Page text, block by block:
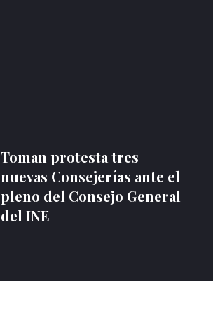
Toman protesta tres
nuevas Consejerías ante el
pleno del Consejo General
del INE